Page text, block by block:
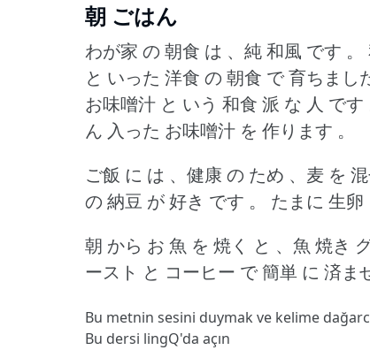
朝 ごはん
わが家 の 朝食 は 、純 和風 です 。
と いった 洋食 の 朝食 で 育ちまし
お味噌汁 と いう 和食 派 な 人 です
ん 入った お味噌汁 を 作ります 。
ご飯 に は 、健康 の ため 、麦 を 混
の 納豆 が 好き です 。
たまに 生卵
朝 から お 魚 を 焼く と 、魚 焼き
ースト と コーヒー で 簡単 に 済ま
Bu metnin sesini duymak ve kelime
Bu dersi lingQ'da açın